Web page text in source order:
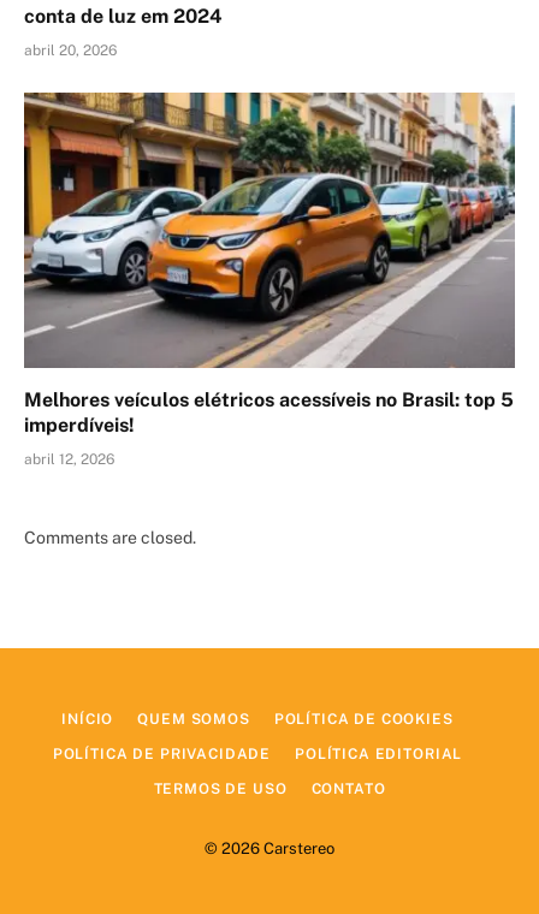
conta de luz em 2024
abril 20, 2026
Melhores veículos elétricos acessíveis no Brasil: top 5
imperdíveis!
abril 12, 2026
Comments are closed.
INÍCIO QUEM SOMOS POLÍTICA DE COOKIES
POLÍTICA DE PRIVACIDADE POLÍTICA EDITORIAL
TERMOS DE USO CONTATO
© 2026 Carstereo